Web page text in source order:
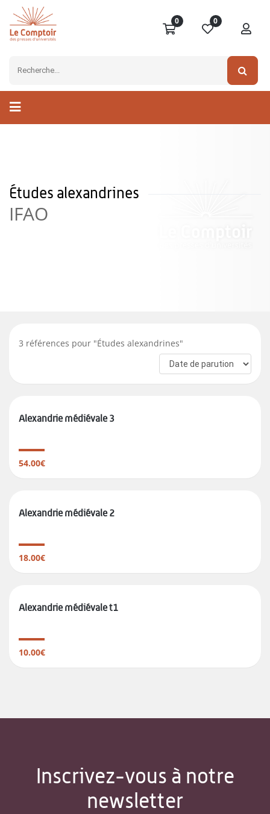
0 0
Études alexandrines
IFAO
3 références pour "Études alexandrines"
Alexandrie médiévale 3
54.00€
Alexandrie médiévale 2
18.00€
Alexandrie médiévale t1
10.00€
Inscrivez-vous à notre
newsletter